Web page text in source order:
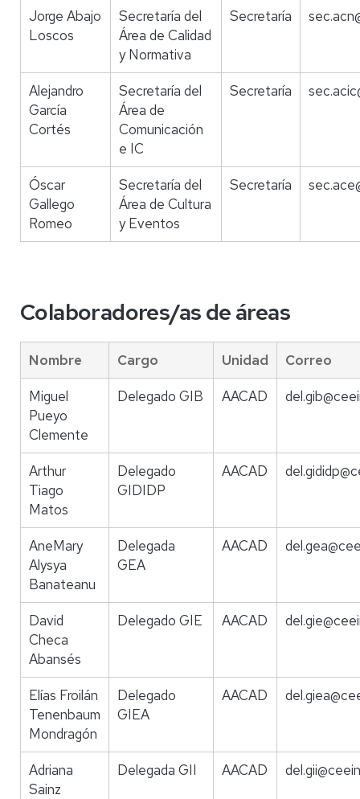
Jorge Abajo
Loscos
Secretaría del
Área de Calidad
y Normativa
Secretaría
Alejandro
García
Cortés
Secretaría del
Área de
Comunicación
e IC
Secretaría
Óscar
Gallego
Romeo
Secretaría del
Área de Cultura
y Eventos
Secretaría
Colaboradores/as de áreas
Nombre Cargo Unidad Correo
Miguel
Pueyo
Clemente
Delegado GIB AACAD
Arthur
Tiago
Matos
Delegado
GIDIDP
AACAD
AneMary
Alysya
Banateanu
Delegada
GEA
AACAD
David
Checa
Abansés
Delegado GIE AACAD
Elías Froilán
Tenenbaum
Mondragón
Delegado
GIEA
AACAD
Adriana
Sainz
Delegada GII AACAD